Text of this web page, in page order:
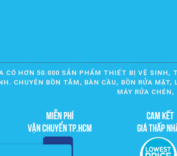
CÓ HƠN 50.000 SẢN PHẨM THIẾT BỊ VỆ SINH,
CHUYÊN BỒN TẮM, BÀN CẦU, BỒN RỬA
MÁY RỬA